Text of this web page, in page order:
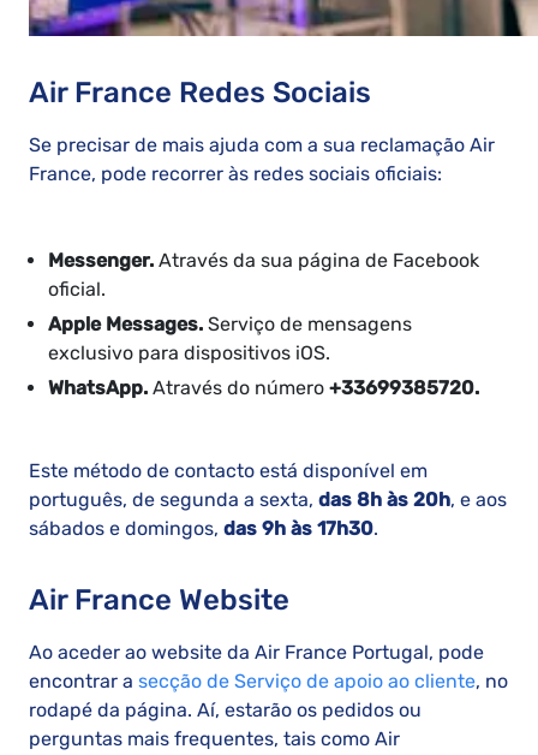
Air France Redes Sociais
Se precisar de mais ajuda com a sua reclamação Air
France, pode recorrer às redes sociais oficiais:
Messenger. Através da sua página de Facebook
oficial.
Apple Messages. Serviço de mensagens
exclusivo para dispositivos iOS.
WhatsApp. Através do número +33699385720.
Este método de contacto está disponível em
português, de segunda a sexta, das 8h às 20h, e aos
sábados e domingos, das 9h às 17h30.
Air France Website
Ao aceder ao website da Air France Portugal, pode
encontrar a secção de Serviço de apoio ao cliente, no
rodapé da página. Aí, estarão os pedidos ou
perguntas mais frequentes, tais como Air